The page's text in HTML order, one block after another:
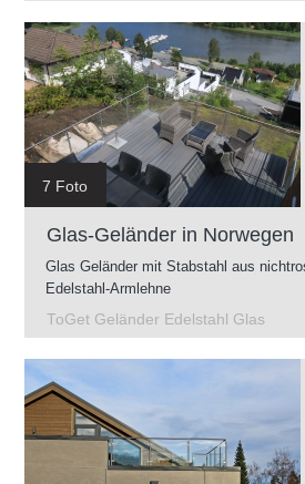
7 Foto
Glas-Geländer in Norwegen
Glas Geländer mit Stabstahl aus
Edelstahl-Armlehne
ToGet Geländer Edelstahl Glas